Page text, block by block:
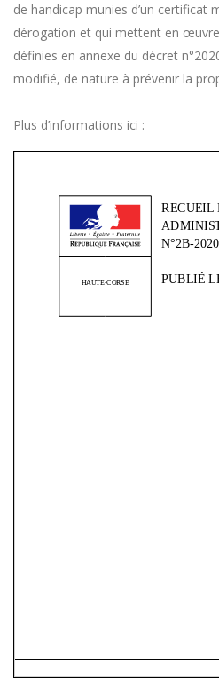
de handicap munies d’un certificat
dérogation et qui mettent en
définies en annexe du décret
modifié, de nature à prévenir la
Plus d’informations ici :